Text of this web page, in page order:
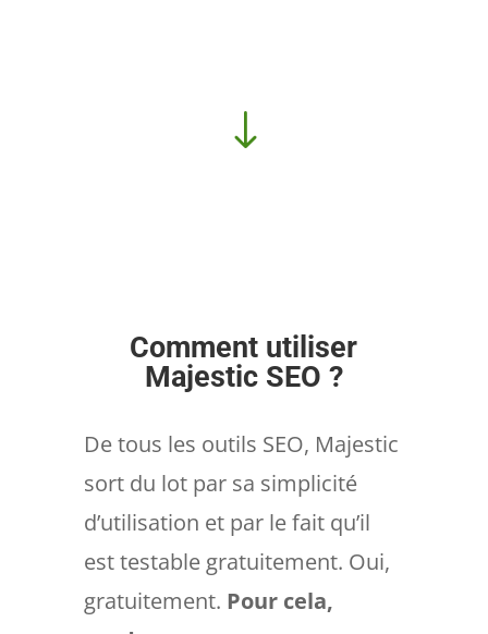
"
Comment utiliser
Majestic SEO ?
De tous les outils SEO, Majestic
sort du lot par sa simplicité
d’utilisation et par le fait qu’il
est testable gratuitement. Oui,
gratuitement. Pour cela,